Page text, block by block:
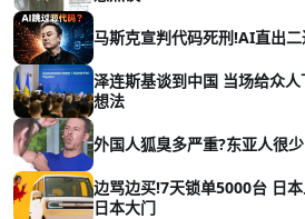
马斯克宣判代码死刑!AI直出
泽连斯基谈到中国 当场给众
想法
外国人狐臭多严重?东亚人很
边骂边买!7天锁单5000台 日
日本大门